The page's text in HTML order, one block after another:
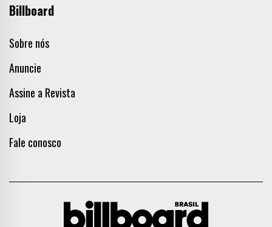
Billboard
Sobre nós
Anuncie
Assine a Revista
Loja
Fale conosco